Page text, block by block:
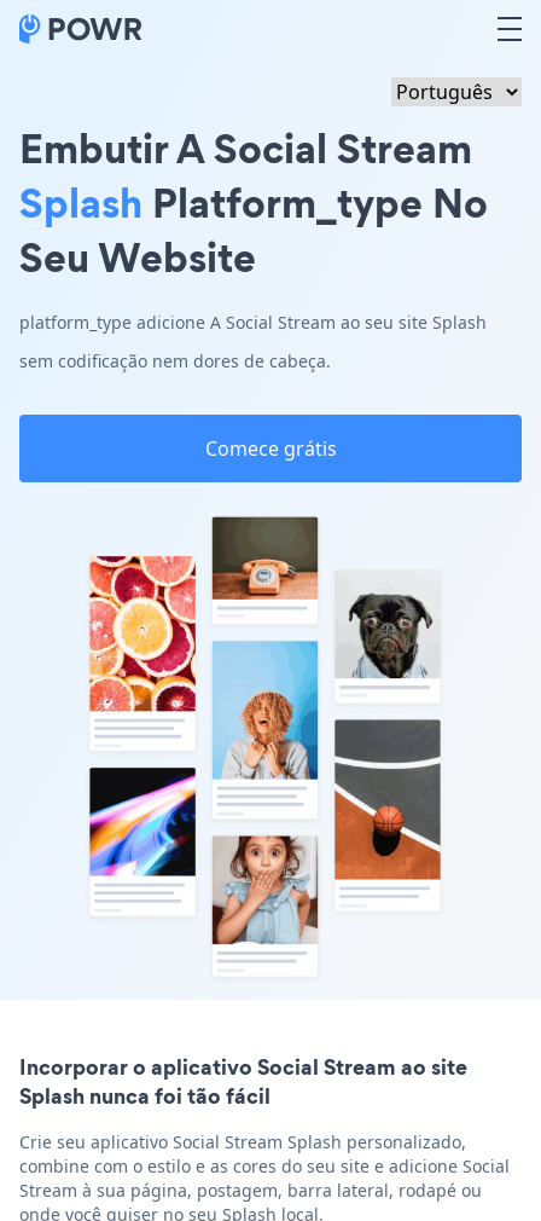
Embutir A Social Stream
Splash Platform_type No
Seu Website
platform_type adicione A Social Stream ao seu site Splash
sem codificação nem dores de cabeça.
Comece grátis
Incorporar o aplicativo Social Stream ao site
Splash nunca foi tão fácil
Crie seu aplicativo Social Stream Splash personalizado,
combine com o estilo e as cores do seu site e adicione Social
Stream à sua página, postagem, barra lateral, rodapé ou
onde você quiser no seu Splash local.